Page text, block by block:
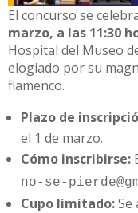
El concurso se
marzo, a las 11:30
Hospital del Museo
elogiado por su
flamenco.
Plazo de
el 1 de marzo.
Cómo inscribirse:
no-se-
Cupo limitado:Se